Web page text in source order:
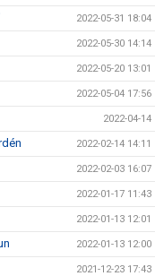
2022-05-31 18:04
2022-05-30 14:14
2022-05-20 13:01
2022-05-04 17:56
2022-04-14
2022-02-14 14:11
2022-02-03 16:07
2022-01-17 11:43
2022-01-13 12:01
2022-01-13 12:00
2021-12-23 17:43